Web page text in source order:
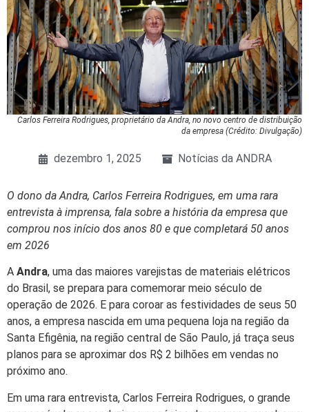
Carlos Ferreira Rodrigues, proprietário da Andra, no novo centro de distribuição
da empresa (Crédito: Divulgação)
dezembro 1, 2025 Notícias da ANDRA
O dono da Andra, Carlos Ferreira Rodrigues, em uma rara
entrevista à imprensa, fala sobre a história da empresa que
comprou nos início dos anos 80 e que completará 50 anos
em 2026
A Andra, uma das maiores varejistas de materiais elétricos
do Brasil, se prepara para comemorar meio século de
operação de 2026. E para coroar as festividades de seus 50
anos, a empresa nascida em uma pequena loja na região da
Santa Efigênia, na região central de São Paulo, já traça seus
planos para se aproximar dos R$ 2 bilhões em vendas no
próximo ano.
Em uma rara entrevista, Carlos Ferreira Rodrigues, o grande